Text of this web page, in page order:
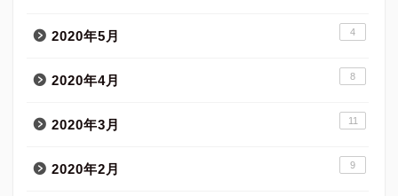
2020年5月 4
2020年4月 8
2020年3月 11
2020年2月 9